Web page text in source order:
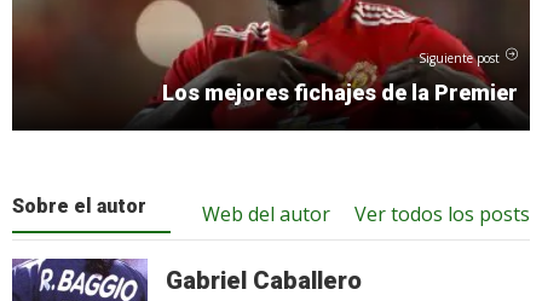
Siguiente post
Los mejores fichajes de la Premier
Sobre el autor Ver todos los posts
Web del autor
Gabriel Caballero